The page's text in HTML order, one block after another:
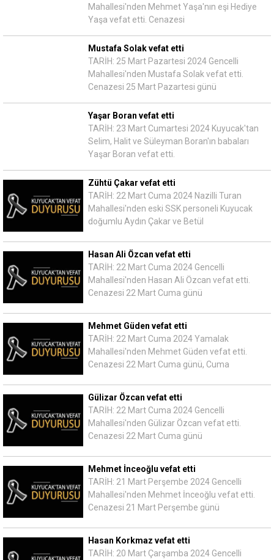
Mahallesi'nden Mehmet Yaşa'nın eşi Hediye
Yaşa vefat etti. Cenazesi
Mustafa Solak vefat etti
TARİH: 25 Mart Pazartesi 2024 Gencelli
Mahallesi'nden Mustafa Solak vefat etti.
Cenazesi 25 Mart Pazartesi günü
Yaşar Boran vefat etti
TARİH: 23 Mart Cumartesi 2024 Kuyucak'tan
Selim, Halit ve Süleyman Boran'ın babaları
Yaşar Boran vefat etti.
Zühtü Çakar vefat etti
TARİH: 22 Mart Cuma 2024 Nazilli Turan
Mahallesi'nden eski SSK personeli Kuyucak
doğumlu Aydın Çakar ve Betül
Hasan Ali Özcan vefat etti
TARİH: 22 Mart Cuma 2024 Gencelli
Mahallesi'nden Hasan Ali Özcan vefat etti.
Cenazesi 22 Mart Cuma günü
Mehmet Güden vefat etti
TARİH: 22 Mart Cuma 2024 Yamalak
Mahallesi'nden Mehmet Güden vefat etti.
Cenazesi 22 Mart Cuma günü, Cuma
Gülizar Özcan vefat etti
TARİH: 22 Mart Cuma 2024 Gencelli
Mahallesi'nden Gülizar Özcan vefat etti.
Cenazesi 22 Mart Cuma günü
Mehmet İnceoğlu vefat etti
TARİH: 21 Mart Perşembe 2024 Gencelli
Mahallesi'nden Mehmet İnceoğlu vefat etti.
Cenazesi 21 Mart Perşembe günü
Hasan Korkmaz vefat etti
TARİH: 20 Mart Çarşamba 2024 Gencelli